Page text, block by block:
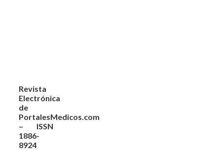
Revista
Electrónica
de
PortalesMedicos.com
– ISSN
1886-
8924